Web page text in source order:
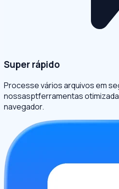
Super rápido
Processe vários arquivos em
nossasptferramentas
navegador.